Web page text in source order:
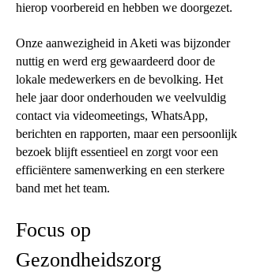
hierop voorbereid en hebben we doorgezet.
Onze aanwezigheid in Aketi was bijzonder
nuttig en werd erg gewaardeerd door de
lokale medewerkers en de bevolking. Het
hele jaar door onderhouden we veelvuldig
contact via videomeetings, WhatsApp,
berichten en rapporten, maar een persoonlijk
bezoek blijft essentieel en zorgt voor een
efficiëntere samenwerking en een sterkere
band met het team.
Focus op
Gezondheidszorg